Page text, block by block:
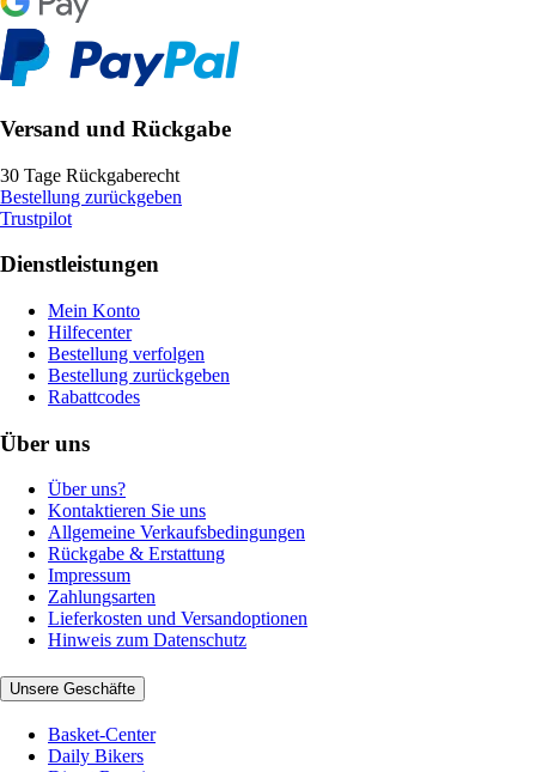
Versand und Rückgabe
30 Tage Rückgaberecht
Bestellung zurückgeben
Trustpilot
Dienstleistungen
Mein Konto
Hilfecenter
Bestellung verfolgen
Bestellung zurückgeben
Rabattcodes
Über uns
Über uns?
Kontaktieren Sie uns
Allgemeine Verkaufsbedingungen
Rückgabe & Erstattung
Impressum
Zahlungsarten
Lieferkosten und Versandoptionen
Hinweis zum Datenschutz
Unsere Geschäfte
Basket-Center
Daily Bikers